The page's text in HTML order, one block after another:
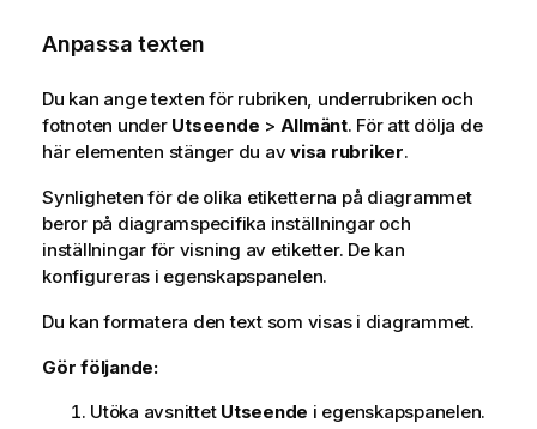
Anpassa texten
Du kan ange texten för rubriken, underrubriken och
fotnoten under Utseende > Allmänt. För att dölja de
här elementen stänger du avvisa rubriker.
Synligheten för de olika etiketterna på diagrammet
beror på diagramspecifika inställningar och
inställningar för visning av etiketter. De kan
konfigureras i egenskapspanelen.
Du kan formatera den text som visas i diagrammet.
Gör följande:
Utöka avsnittet Utseende i egenskapspanelen.